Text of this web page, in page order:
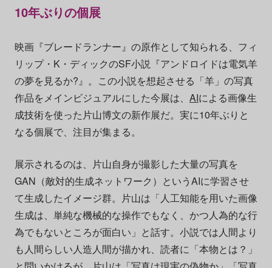
10年ぶりの個展
映画『ブレードランナー』の原作として知られる、フィ
リップ・K・ディックのSF小説『アンドロイドは電気羊
の夢を見るか?』。この小説を想起させる「羊」の写真
作品をメインビジュアルにした今展は、 AIによる画像生
成技術を使った片山博文の新作展だ。実に10年ぶりと
なる個展で、注目が集まる。
展示されるのは、片山自身が撮影した大量の写真を
GAN（敵対的生成ネットワーク）というAIに学習させ
て生成したイメージ群。片山は「人工知能を用いた画像
生成は、単純な機械的な操作でもなく、かつ人為的な行
為でもないところが面白い」と話す。小説では人間より
も人間らしい人造人間が描かれ、読者に「本物とは？」